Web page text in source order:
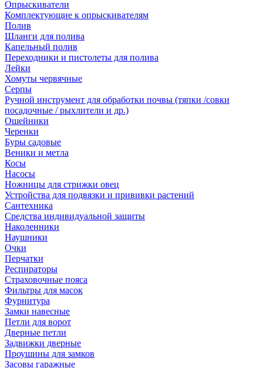
Опрыскиватели
Комплектующие к опрыскивателям
Полив
Шланги для полива
Капельный полив
Переходники и пистолеты для полива
Лейки
Хомуты червячные
Серпы
Ручной инструмент для обработки почвы (тяпки /совки
посадочные / рыхлители и др.)
Ошейники
Черенки
Буры садовые
Веники и метла
Косы
Насосы
Ножницы для стрижки овец
Устройства для подвязки и прививки растений
Сантехника
Средства индивидуальной защиты
Наколенники
Наушники
Очки
Перчатки
Респираторы
Страховочные пояса
Фильтры для масок
Фурнитура
Замки навесные
Петли для ворот
Дверные петли
Задвижки дверные
Проушины для замков
Засовы гаражные